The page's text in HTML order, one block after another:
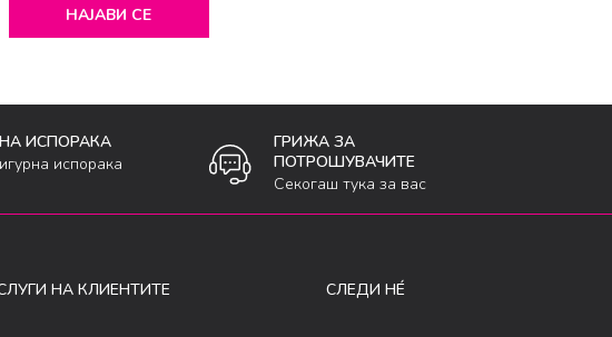
НАЈАВИ СЕ
ИСПОРАКА
испорака
ГРИЖА ЗА
ПОТРОШУВАЧИТЕ
Секогаш тука за вас
НА КЛИЕНТИТЕ СЛЕДИ НÉ